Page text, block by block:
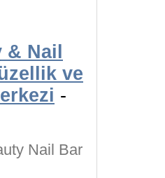
Nail
ve
-
Nail Bar